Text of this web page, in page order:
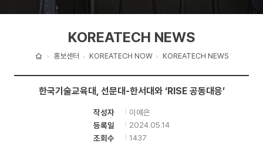
교
학
뉴
홈
홍보센터 KOREATECH NOW KOREATECH NEWS
KOREATECH NEWS
한국기술교육대, 선문대-한서대와 ‘RISE 공동대응’
작성자
이예은
등록일
2024.05.14
조회수
1437